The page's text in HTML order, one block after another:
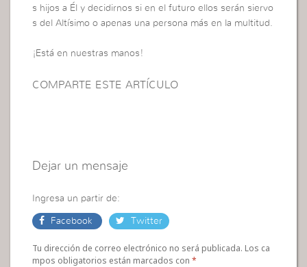
s hijos a Él y decidirnos si en el futuro ellos serán siervo
s del Altísimo o apenas una persona más en la multitud.
¡Está en nuestras manos!
COMPARTE ESTE ARTÍCULO
Dejar un mensaje
Ingresa un partir de:
Facebook Twitter
Tu dirección de correo electrónico no será publicada. Los ca
mpos obligatorios están marcados con*